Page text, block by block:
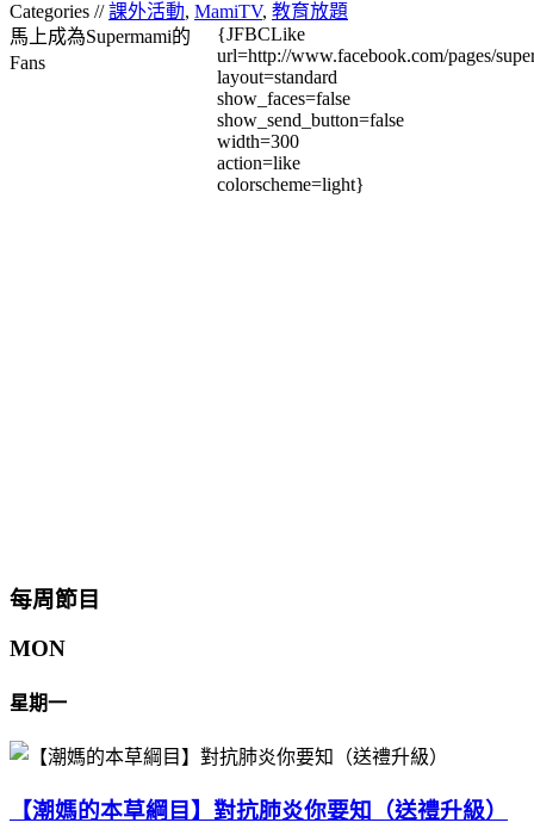
Categories //課外活動, MamiTV, 教育放題
馬上成為Supermami的
Fans
{JFBCLike
url=http://www.facebook.com/pages/
layout=standard
show_faces=false
show_send_button=false
width=300
action=like
colorscheme=light}
每周節目
MON
星期一
【潮媽的本草綱目】對抗肺炎你要知（送禮升級）